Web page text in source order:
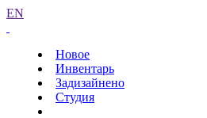
EN
Новое
Инвентарь
Задизайнено
Студия